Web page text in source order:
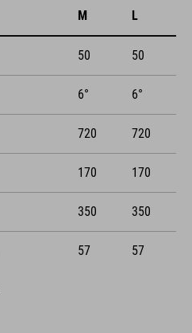
M L
50 50
6° 6°
720 720
170 170
350 350
57 57